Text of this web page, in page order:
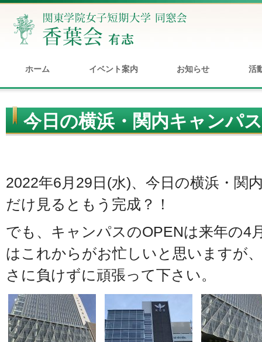
ホーム イベント案内 お知らせ 活
今日の横浜・関内キャンパス
2022年6月29日(水)、今日の横浜・関
だけ見るともう完成？！
でも、キャンパスのOPENは来年の4
はこれからがお忙しいと思いますが
さに負けずに頑張って下さい。